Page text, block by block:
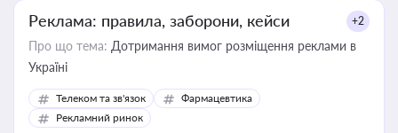
Реклама: правила, заборони, кейси +2
Про що тема: Дотримання вимог розміщення реклами в
Україні
Телеком та зв'язок
Фармацевтика
Рекламний ринок